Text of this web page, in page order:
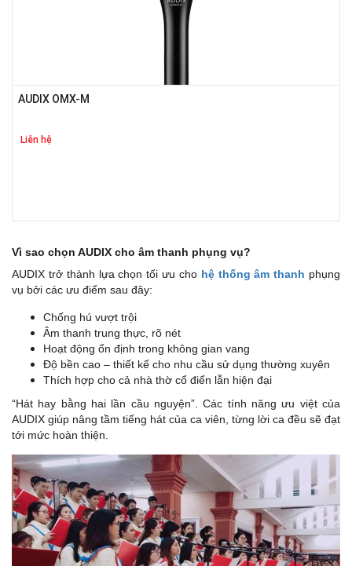
AUDIX OMX-M
Liên hệ
Vì sao chọn AUDIX cho âm thanh phụng vụ?
AUDIX trở thành lựa chọn tối ưu cho hệ thống âm thanh phụng
vụ bởi các ưu điểm sau đây:
Chống hú vượt trội
Âm thanh trung thực, rõ nét
Hoạt động ổn định trong không gian vang
Độ bền cao – thiết kế cho nhu cầu sử dụng thường xuyên
Thích hợp cho cả nhà thờ cổ điển lẫn hiện đại
“Hát hay bằng hai lần cầu nguyện”. Các tính năng ưu việt của
AUDIX giúp nâng tầm tiếng hát của ca viên, từng lời ca đều sẽ đạt
tới mức hoàn thiện.